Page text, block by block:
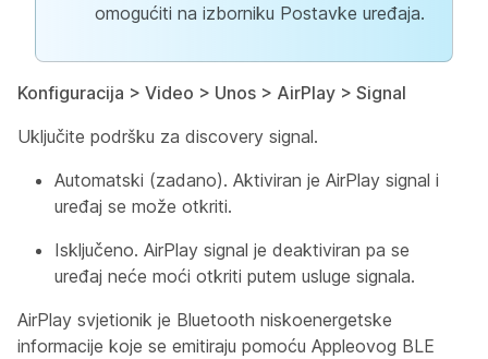
omogućiti na izborniku Postavke uređaja.
Konfiguracija > Video > Unos > AirPlay > Signal
Uključite podršku za discovery signal.
Automatski (zadano). Aktiviran je AirPlay signal i
uređaj se može otkriti.
Isključeno. AirPlay signal je deaktiviran pa se
uređaj neće moći otkriti putem usluge signala.
AirPlay svjetionik je Bluetooth niskoenergetske
informacije koje se emitiraju pomoću Appleovog BLE